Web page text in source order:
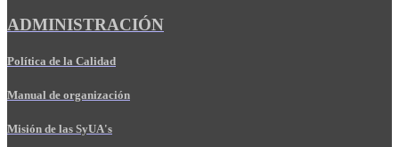
ADMINISTRACIÓN
Política de la Calidad
Manual de organización
Misión de las SyUA's